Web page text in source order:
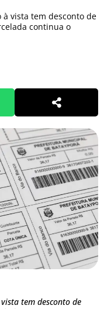
vista tem desconto de
continua o
tem desconto de